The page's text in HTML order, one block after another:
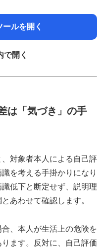
ルを開く
開く
は「気づき」の手
対象者本人による自己評
を考える手掛かりになり
低下と断定せず、説明理
あわせて確認します。
、本人が生活上の危険を
ます。反対に、自己評価